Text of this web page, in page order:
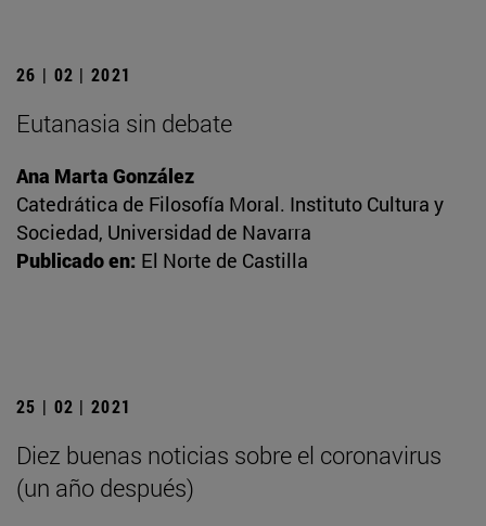
26 | 02 | 2021
Eutanasia sin debate
Ana Marta González
Catedrática de Filosofía Moral. Instituto Cultura y
Sociedad, Universidad de Navarra
Publicado en: El Norte de Castilla
25 | 02 | 2021
Diez buenas noticias sobre el coronavirus
(un año después)